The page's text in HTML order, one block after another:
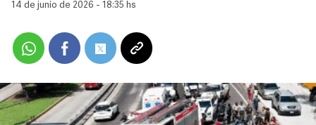
14 de junio de 2026 - 18:35 hs